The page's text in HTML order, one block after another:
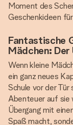
Moment des
Geschenkideen
Fantastische
Mädchen: Der
Wenn kleine
ein ganz neues
Schule vor der
Abenteuer auf sie
Übergang mit
Spaß macht,